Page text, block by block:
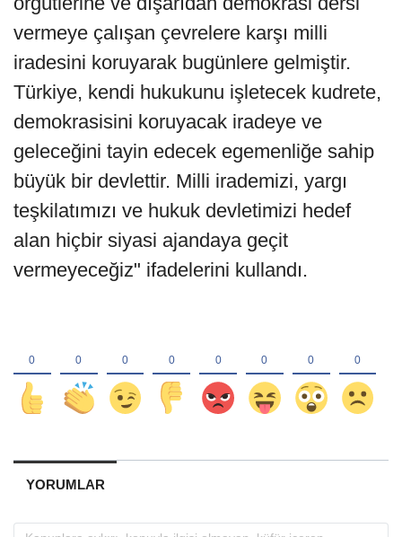
vermeye çalışan çevrelere karşı milli
iradesini koruyarak bugünlere gelmiştir.
Türkiye, kendi hukukunu işletecek kudrete,
demokrasisini koruyacak iradeye ve
geleceğini tayin edecek egemenliğe sahip
büyük bir devlettir. Milli irademizi, yargı
teşkilatımızı ve hukuk devletimizi hedef
alan hiçbir siyasi ajandaya geçit
vermeyeceğiz" ifadelerini kullandı.
YORUMLAR